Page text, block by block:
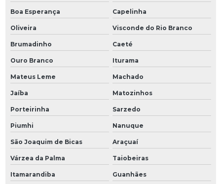
Boa Esperança Capelinha
Oliveira Visconde do Rio Branco
Brumadinho Caeté
Ouro Branco Iturama
Mateus Leme Machado
Jaíba Matozinhos
Porteirinha Sarzedo
Piumhi Nanuque
São Joaquim de Bicas Araçuaí
Várzea da Palma Taiobeiras
Itamarandiba Guanhães